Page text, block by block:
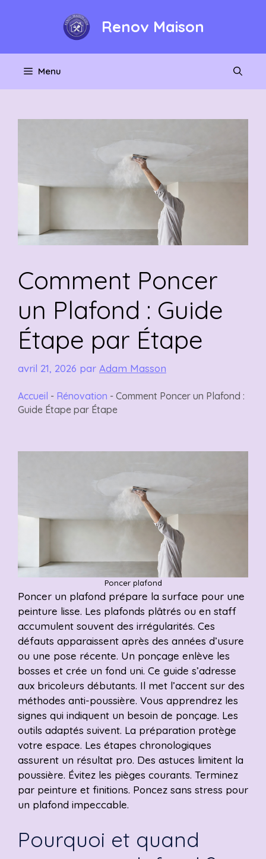
Renov Maison
Menu
Comment Poncer
un Plafond : Guide
Étape par Étape
avril 21, 2026 par Adam Masson
Accueil - Rénovation - Comment Poncer un Plafond :
Guide Étape par Étape
Poncer plafond
Poncer un plafond prépare la surface pour une
peinture lisse. Les plafonds plâtrés ou en staff
accumulent souvent des irrégularités. Ces
défauts apparaissent après des années d’usure
ou une pose récente. Un ponçage enlève les
bosses et crée un fond uni. Ce guide s’adresse
aux bricoleurs débutants. Il met l’accent sur des
méthodes anti-poussière. Vous apprendrez les
signes qui indiquent un besoin de ponçage. Les
outils adaptés suivent. La préparation protège
votre espace. Les étapes chronologiques
assurent un résultat pro. Des astuces limitent la
poussière. Évitez les pièges courants. Terminez
par peinture et finitions. Poncez sans stress pour
un plafond impeccable.
Pourquoi et quand